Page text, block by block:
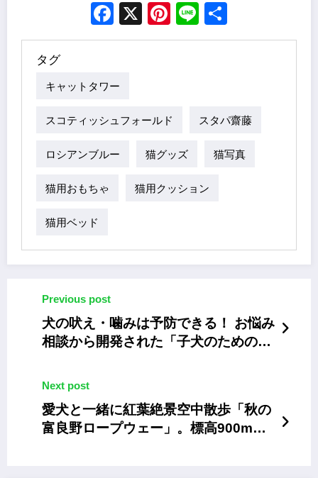
Facebook
X Pinterest
Line
タグ
キャットタワー
スコティッシュフォールド スタパ齋藤
ロシアンブルー 猫グッズ 猫写真
猫用おもちゃ 猫用クッション
猫用ベッド
Previous post
犬の吠え・噛みは予防できる！ お悩み
相談から開発された「子犬のためのレ
Next post
愛犬と一緒に紅葉絶景空中散歩「秋の
富良野ロープウェー」。標高900mの